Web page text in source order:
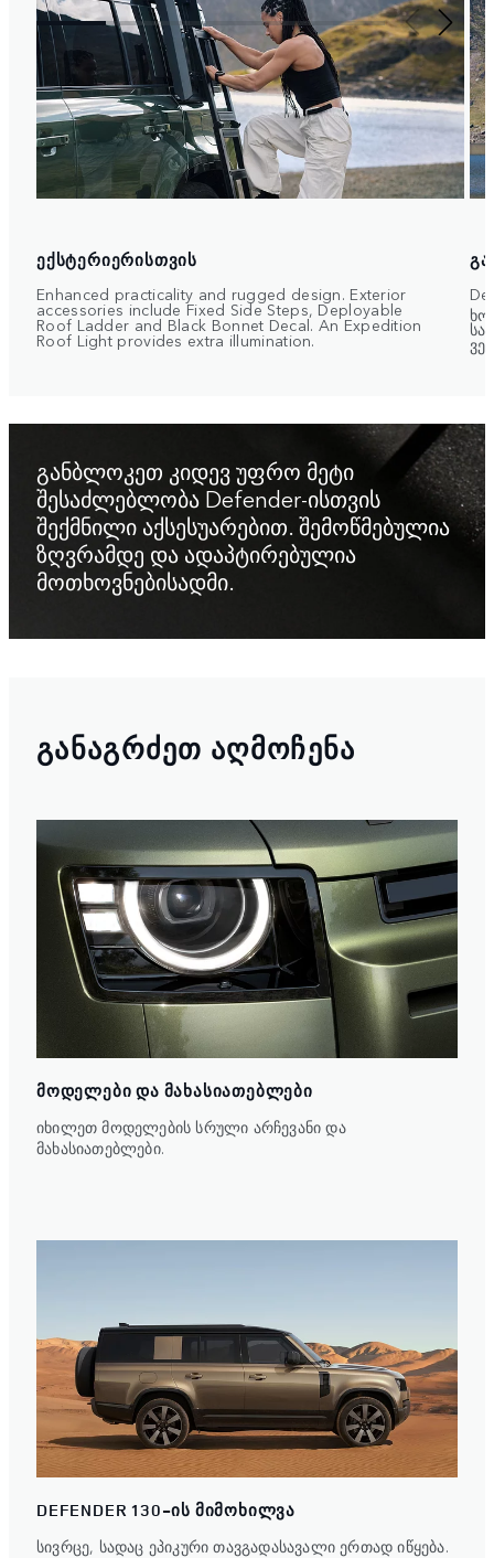
ᲔᲥᲡᲢᲔᲠᲘᲔᲠᲘᲡᲗᲕᲘᲡ
Enhanced practicality and rugged design. Exterior
accessories include Fixed Side Steps, Deployable
Roof Ladder and Black Bonnet Decal. An Expedition
Roof Light provides extra illumination.
განბლოკეთ კიდევ უფრო მეტი
შესაძლებლობა Defender-ისთვის
შექმნილი აქსესუარებით. შემოწმებულია
ზღვრამდე და ადაპტირებულია
მოთხოვნებისადმი.
ᲒᲐᲜᲐᲒᲠᲫᲔᲗ ᲐᲦᲛᲝᲩᲔᲜᲐ
ᲛᲝᲓᲔᲚᲔᲑᲘ ᲓᲐ ᲛᲐᲮᲐᲡᲘᲐᲗᲔᲑᲚᲔᲑᲘ
იხილეთ მოდელების სრული არჩევანი და
მახასიათებლები.
DEFENDER 130-ᲘᲡ ᲛᲘᲛᲝᲮᲘᲚᲕᲐ
სივრცე, სადაც ეპიკური თავგადასავალი ერთად იწყება.